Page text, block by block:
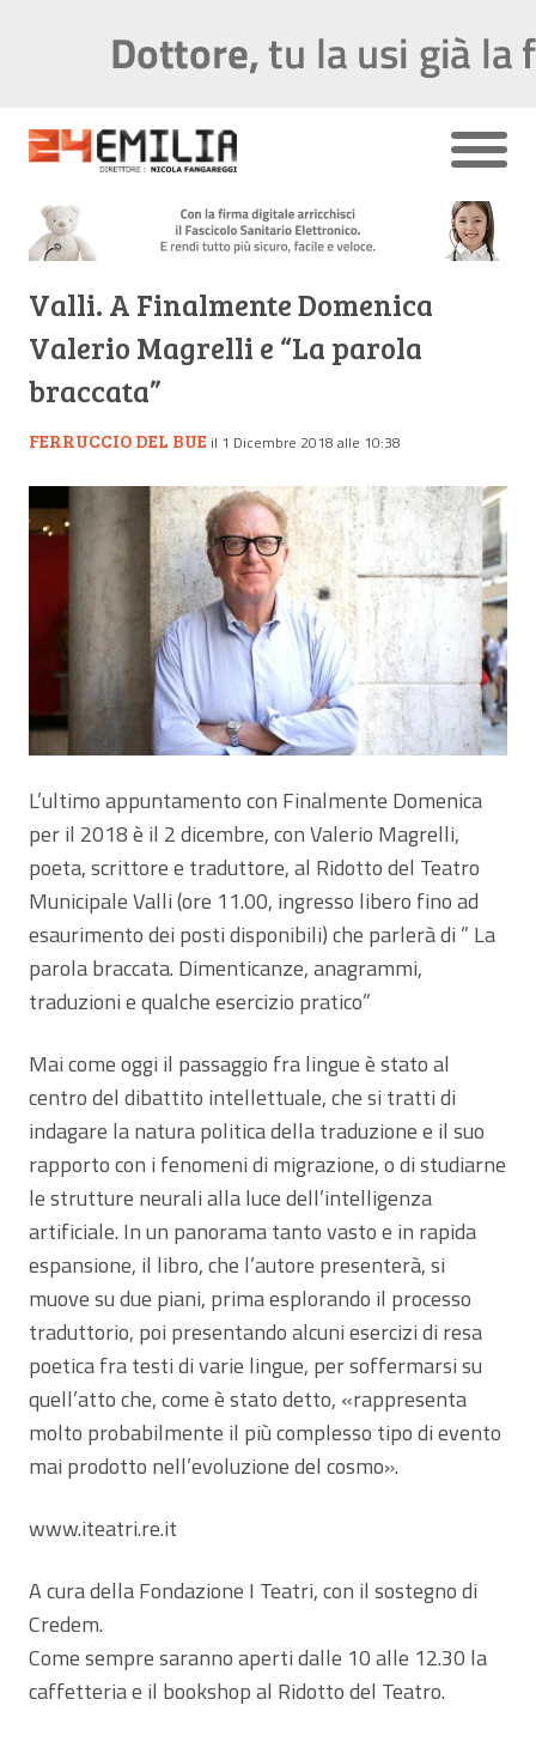
Valli. A Finalmente Domenica
Valerio Magrelli e “La parola
braccata”
FERRUCCIO DEL BUE il 1 Dicembre 2018 alle 10:38
L’ultimo appuntamento con Finalmente Domenica
per il 2018 è il 2 dicembre, con Valerio Magrelli,
poeta, scrittore e traduttore, al Ridotto del Teatro
Municipale Valli (ore 11.00, ingresso libero fino ad
esaurimento dei posti disponibili) che parlerà di ” La
parola braccata. Dimenticanze, anagrammi,
traduzioni e qualche esercizio pratico”
Mai come oggi il passaggio fra lingue è stato al
centro del dibattito intellettuale, che si tratti di
indagare la natura politica della traduzione e il suo
rapporto con i fenomeni di migrazione, o di studiarne
le strutture neurali alla luce dell’intelligenza
artificiale. In un panorama tanto vasto e in rapida
espansione, il libro, che l’autore presenterà, si
muove su due piani, prima esplorando il processo
traduttorio, poi presentando alcuni esercizi di resa
poetica fra testi di varie lingue, per soffermarsi su
quell’atto che, come è stato detto, «rappresenta
molto probabilmente il più complesso tipo di evento
mai prodotto nell’evoluzione del cosmo».
www.iteatri.re.it
A cura della Fondazione I Teatri, con il sostegno di
Credem.
Come sempre saranno aperti dalle 10 alle 12.30 la
caffetteria e il bookshop al Ridotto del Teatro.